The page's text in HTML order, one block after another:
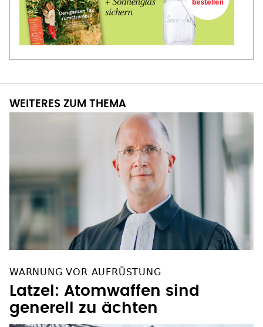
WEITERES ZUM THEMA
WARNUNG VOR AUFRÜSTUNG
Latzel: Atomwaffen sind
generell zu ächten